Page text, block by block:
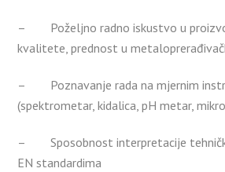
– Poželjno radno iskustvo u
kvalitete, prednost u
– Poznavanje rada na mjernim
(spektrometar, kidalica, pH metar,
– Sposobnost interpretacije
EN standardima